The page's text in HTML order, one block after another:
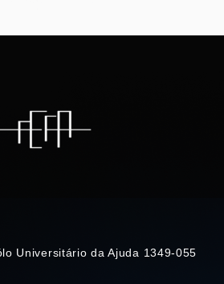
Universitário da Ajuda 1349-055